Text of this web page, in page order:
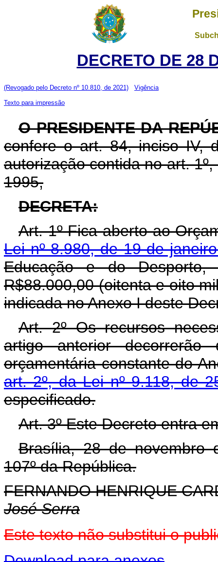
DECRETO DE 28
(Revogado pelo Decreto nº 10.810, de 2021) Vigência
Texto para impressão
O PRESIDENTE DA
confere o art. 84, inciso IV,
autorização contida no art.
1995,
DECRETA:
Art. 1º Fica aberto ao
Lei nº 8.980, de 19 de
Educação e do
R$88.000,00 (oitenta e oito
indicada no Anexo I deste
Art. 2º Os recursos
artigo anterior
orçamentária constante do
art. 2º, da Lei nº 9.118, de
especificado.
Art. 3º Este Decreto entra
Brasília, 28 de novembro
107º da República.
FERNANDO HENRIQUE
José Serra
Este texto não substitui o